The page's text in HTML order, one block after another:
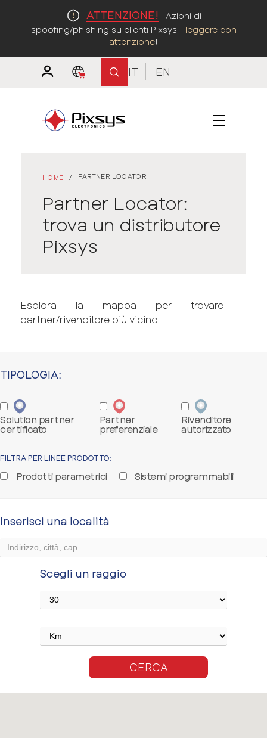
ATTENZIONE!
Azioni di
spoofing/phishing su clienti Pixsys – leggere con
attenzione!
IT EN
HOME / PARTNER LOCATOR
Partner Locator:
trova un distributore
Pixsys
Esplora la mappa per trovare il
partner/rivenditore più vicino
TIPOLOGIA:
Solution partner
certificato
Partner
preferenziale
Rivenditore
autorizzato
FILTRA PER LINEE PRODOTTO:
Prodotti parametrici Sistemi programmabili
Inserisci una località
Scegli un raggio
CERCA